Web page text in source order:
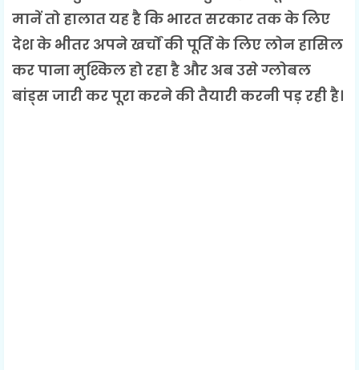
मानें तो हालात यह है कि भारत सरकार तक के लिए
देश के भीतर अपने खर्चों की पूर्ति के लिए लोन हासिल
कर पाना मुश्किल हो रहा है और अब उसे ग्लोबल
बांड्स जारी कर पूरा करने की तैयारी करनी पड़ रही है।